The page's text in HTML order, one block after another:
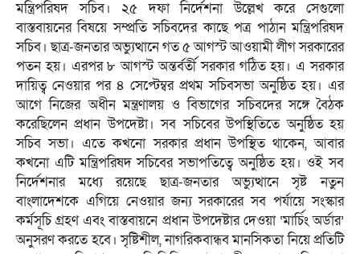
মন্ত্রিপরিষদ সচিব। ২৫ দফা নির্দেশনা উল্লেখ করে সেগুলো
বাস্তবায়নের বিষয়ে সম্প্রতি সচিবদের কাছে পত্র পাঠান মন্ত্রিপরিষদ
সচিব। ছাত্র-জনতার অভ্যুত্থানে গত ৫ আগস্ট আওয়ামী লীগ সরকারের
পতন হয়। এরপর ৮ আগস্ট অন্তর্বর্তী সরকার গঠিত হয়। এ সরকার
দায়িত্ব নেওয়ার পর ৪ সেপ্টেম্বর প্রথম সচিবসভা অনুষ্ঠিত হয়। এর
আগে নিজের অধীন মন্ত্রণালয় ও বিভাগের সচিবদের সঙ্গে বৈঠক
করেছিলেন প্রধান উপদেষ্টা। সব সচিবের উপস্থিতিতে অনুষ্ঠিত হয়
সচিব সভা। এতে কখনো সরকার প্রধান উপস্থিত থাকেন, আবার
কখনো এটি মন্ত্রিপরিষদ সচিবের সভাপতিত্বে অনুষ্ঠিত হয়। ওই সব
নির্দেশনার মধ্যে রয়েছে ছাত্র-জনতার অভ্যুত্থানে সৃষ্ট নতুন
বাংলাদেশকে এগিয়ে নেওয়ার জন্য সরকারের সব পর্যায়ে সংস্কার
কর্মসূচি গ্রহণ এবং বাস্তবায়নে প্রধান উপদেষ্টার দেওয়া ‘মার্চিং অর্ডার’
অনুসরণ করতে হবে। সৃষ্টিশীল, নাগরিকবান্ধব মানসিকতা নিয়ে প্রতিটি